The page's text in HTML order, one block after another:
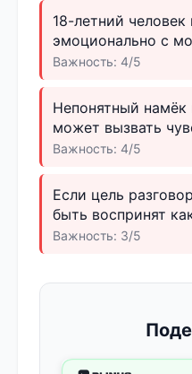
18-летний
эмоционально с
Важность: 4/5
Непонятный намёк
может вызвать
Важность: 4/5
Если цель
быть воспринят
Важность: 3/5